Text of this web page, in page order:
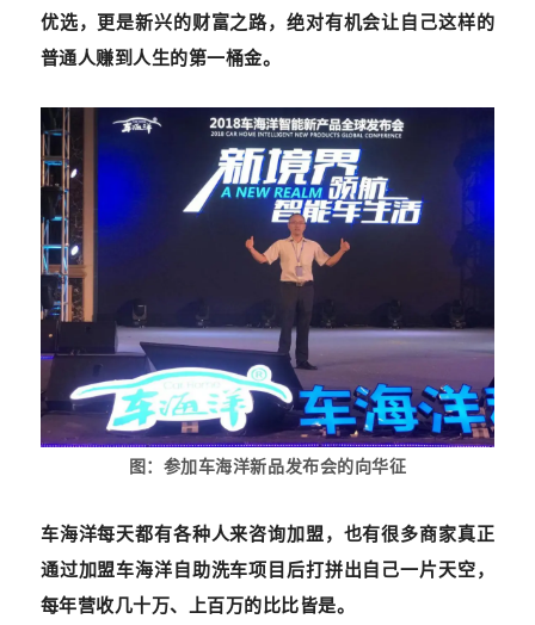
优选，更是新兴的财富之路，绝对有机会让自己这样的
普通人赚到人生的第一桶金。
图：参加车海洋新品发布会的向华征
车海洋每天都有各种人来咨询加盟，也有很多商家真正
通过加盟车海洋自助洗车项目后打拼出自己一片天空，
每年营收几十万、上百万的比比皆是。